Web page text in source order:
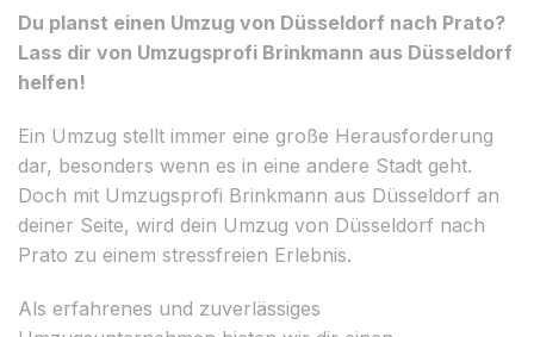
Du planst einen Umzug von Düsseldorf nach Prato?
Lass dir von Umzugsprofi Brinkmann aus Düsseldorf
helfen!
Ein Umzug stellt immer eine große Herausforderung
dar, besonders wenn es in eine andere Stadt geht.
Doch mit Umzugsprofi Brinkmann aus Düsseldorf an
deiner Seite, wird dein Umzug von Düsseldorf nach
Prato zu einem stressfreien Erlebnis.
Als erfahrenes und zuverlässiges